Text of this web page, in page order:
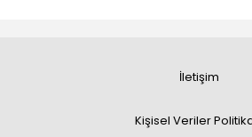
İletişim
Kişisel Veriler